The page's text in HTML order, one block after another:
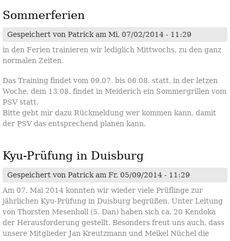
Sommerferien
Gespeichert von Patrickam Mi, 07/02/2014 - 11:29
in den Ferien trainieren wir lediglich Mittwochs, zu den ganz
normalen Zeiten.
Das Training findet vom 09.07. bis 06.08. statt, in der letzen
Woche, dem 13.08. findet in Meiderich ein Sommergrillen vom
PSV statt.
Bitte gebt mir dazu Rückmeldung wer kommen kann, damit
der PSV das entsprechend planen kann.
Kyu-Prüfung in Duisburg
Gespeichert von Patrickam Fr, 05/09/2014 - 11:29
Am 07. Mai 2014 konnten wir wieder viele Prüflinge zur
jährlichen Kyu-Prüfung in Duisburg begrüßen. Unter Leitung
von Thorsten Mesenholl (5. Dan) haben sich ca. 20 Kendoka
der Herausforderung gestellt. Besonders freut uns auch, dass
unsere Mitglieder Jan Kreutzmann und Meikel Nüchel die